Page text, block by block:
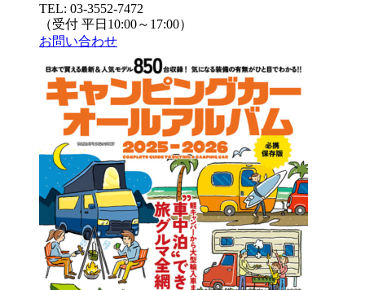
TEL: 03-3552-7472
（受付 平日10:00～17:00）
お問い合わせ